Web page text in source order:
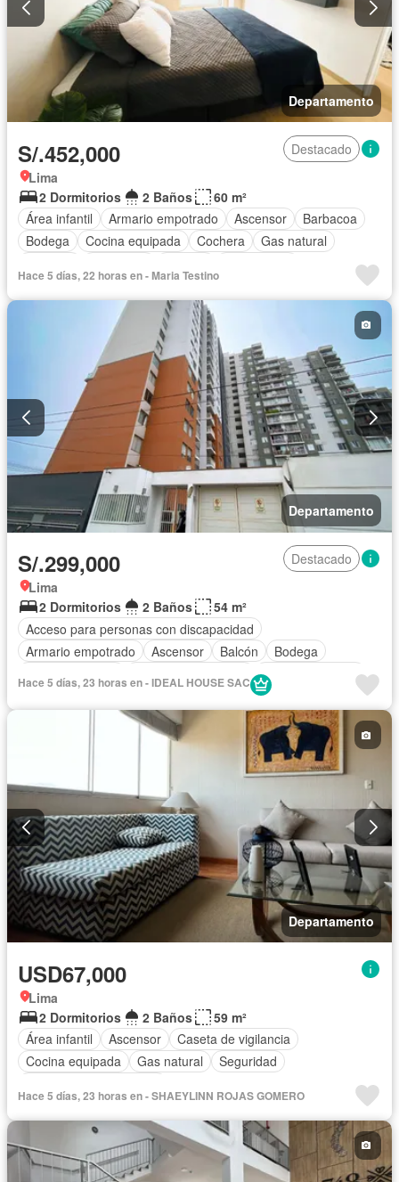
Departamento
S/.452,000
Destacado
Lima
2 Dormitorios
2 Baños
60 m²
Área infantil
Armario empotrado Ascensor
Barbacoa
Bodega
Cocina equipada Cochera
Gas natural
Hace 5 días, 22 horas en - Maria Testino
Departamento
S/.299,000
Destacado
Lima
2 Dormitorios
2 Baños
54 m²
Acceso para personas con discapacidad
Armario empotrado
Ascensor Balcón
Bodega
Cocina equipada
Piscina
Hace 5 días, 23 horas en - IDEAL HOUSE SAC
Departamento
USD67,000
Lima
2 Dormitorios
2 Baños
59 m²
Área infantil
Ascensor
Caseta de vigilancia
Cocina equipada
Gas natural
Seguridad
Hace 5 días, 23 horas en - SHAEYLINN ROJAS GOMERO